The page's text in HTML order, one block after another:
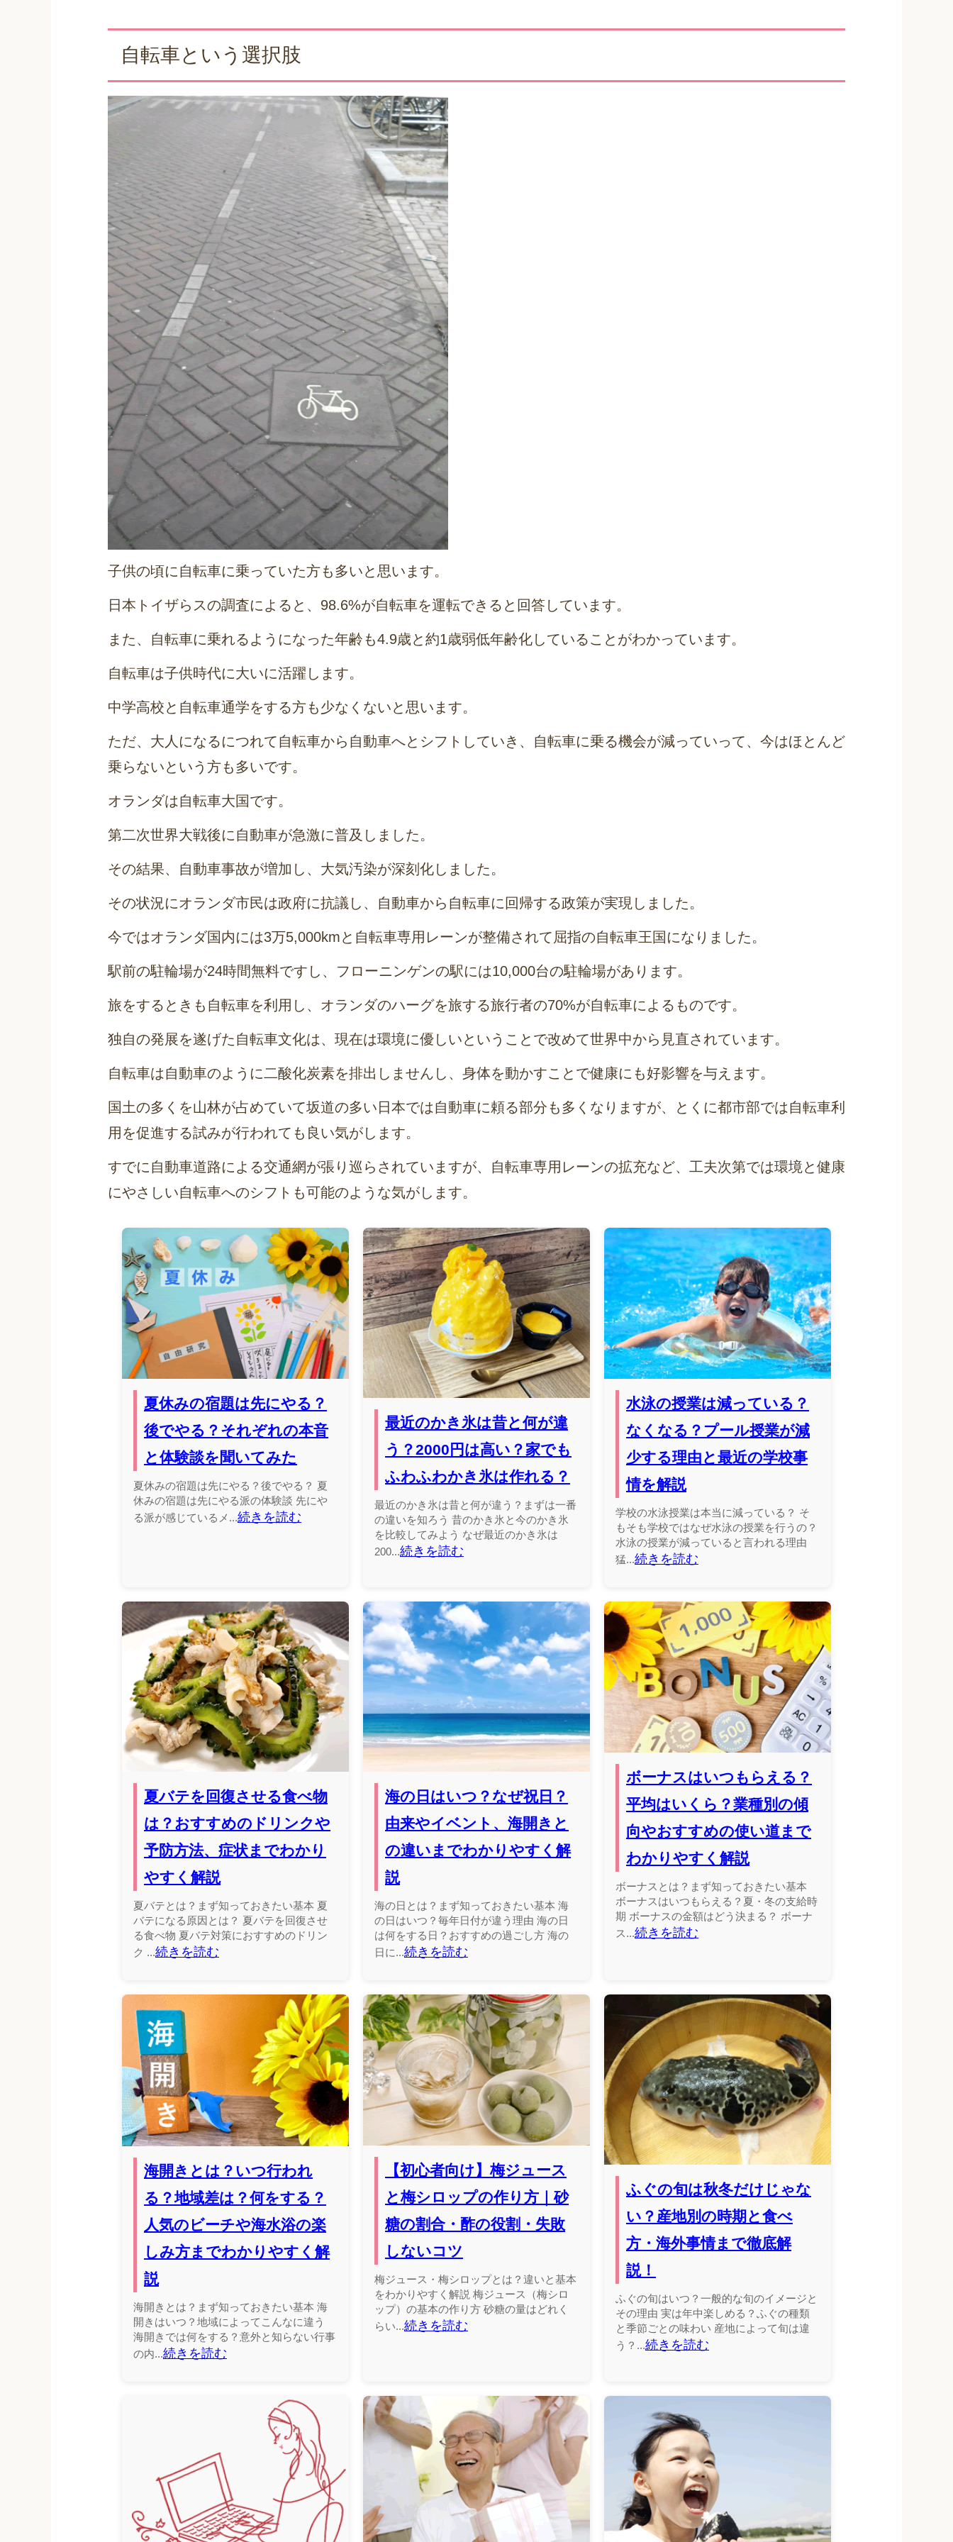
自転車という選択肢
子供の頃に自転車に乗っていた方も多いと思います。
日本トイザらスの調査によると、98.6%が自転車を運転できると回答しています。
また、自転車に乗れるようになった年齢も4.9歳と約1歳弱低年齢化していることがわかっています。
自転車は子供時代に大いに活躍します。
中学高校と自転車通学をする方も少なくないと思います。
ただ、大人になるにつれて自転車から自動車へとシフトしていき、自転車に乗る機会が減っていって、今はほとんど
乗らないという方も多いです。
オランダは自転車大国です。
第二次世界大戦後に自動車が急激に普及しました。
その結果、自動車事故が増加し、大気汚染が深刻化しました。
その状況にオランダ市民は政府に抗議し、自動車から自転車に回帰する政策が実現しました。
今ではオランダ国内には3万5,000kmと自転車専用レーンが整備されて屈指の自転車王国になりました。
駅前の駐輪場が24時間無料ですし、フローニンゲンの駅には10,000台の駐輪場があります。
旅をするときも自転車を利用し、オランダのハーグを旅する旅行者の70%が自転車によるものです。
独自の発展を遂げた自転車文化は、現在は環境に優しいということで改めて世界中から見直されています。
自転車は自動車のように二酸化炭素を排出しませんし、身体を動かすことで健康にも好影響を与えます。
国土の多くを山林が占めていて坂道の多い日本では自動車に頼る部分も多くなりますが、とくに都市部では自転車利
用を促進する試みが行われても良い気がします。
すでに自動車道路による交通網が張り巡らされていますが、自転車専用レーンの拡充など、工夫次第では環境と健康
にやさしい自転車へのシフトも可能のような気がします。
夏休みの宿題は先にやる？
後でやる？それぞれの本音
と体験談を聞いてみた
夏休みの宿題は先にやる？後でやる？ 夏
休みの宿題は先にやる派の体験談 先にや
る派が感じているメ...続きを読む
最近のかき氷は昔と何が違
う？2000円は高い？家でも
ふわふわかき氷は作れる？
最近のかき氷は昔と何が違う？まずは一番
の違いを知ろう 昔のかき氷と今のかき氷
を比較してみよう なぜ最近のかき氷は
200...続きを読む
水泳の授業は減っている？
なくなる？プール授業が減
少する理由と最近の学校事
情を解説
学校の水泳授業は本当に減っている？ そ
もそも学校ではなぜ水泳の授業を行うの？
水泳の授業が減っていると言われる理由
猛...続きを読む
夏バテを回復させる食べ物
は？おすすめのドリンクや
予防方法、症状までわかり
やすく解説
夏バテとは？まず知っておきたい基本 夏
バテになる原因とは？ 夏バテを回復させ
る食べ物 夏バテ対策におすすめのドリン
ク ...続きを読む
海の日はいつ？なぜ祝日？
由来やイベント、海開きと
の違いまでわかりやすく解
説
海の日とは？まず知っておきたい基本 海
の日はいつ？毎年日付が違う理由 海の日
は何をする日？おすすめの過ごし方 海の
日に...続きを読む
ボーナスはいつもらえる？
平均はいくら？業種別の傾
向やおすすめの使い道まで
わかりやすく解説
ボーナスとは？まず知っておきたい基本
ボーナスはいつもらえる？夏・冬の支給時
期 ボーナスの金額はどう決まる？ ボーナ
ス...続きを読む
海開きとは？いつ行われ
る？地域差は？何をする？
人気のビーチや海水浴の楽
しみ方までわかりやすく解
説
海開きとは？まず知っておきたい基本 海
開きはいつ？地域によってこんなに違う
海開きでは何をする？意外と知らない行事
の内...続きを読む
【初心者向け】梅ジュース
と梅シロップの作り方｜砂
糖の割合・酢の役割・失敗
しないコツ
梅ジュース・梅シロップとは？違いと基本
をわかりやすく解説 梅ジュース（梅シロ
ップ）の基本の作り方 砂糖の量はどれく
らい...続きを読む
ふぐの旬は秋冬だけじゃな
い？産地別の時期と食べ
方・海外事情まで徹底解
説！
ふぐの旬はいつ？一般的な旬のイメージと
その理由 実は年中楽しめる？ふぐの種類
と季節ごとの味わい 産地によって旬は違
う？...続きを読む